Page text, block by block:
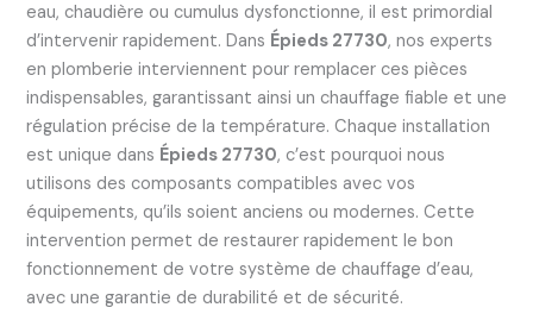
eau, chaudière ou cumulus dysfonctionne, il est primordial
d’intervenir rapidement. Dans Épieds 27730, nos experts
en plomberie interviennent pour remplacer ces pièces
indispensables, garantissant ainsi un chauffage fiable et une
régulation précise de la température. Chaque installation
est unique dans Épieds 27730, c’est pourquoi nous
utilisons des composants compatibles avec vos
équipements, qu’ils soient anciens ou modernes. Cette
intervention permet de restaurer rapidement le bon
fonctionnement de votre système de chauffage d’eau,
avec une garantie de durabilité et de sécurité.